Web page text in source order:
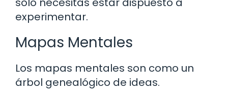
experimentar.
Mapas Mentales
Los mapas mentales son como un
árbol genealógico de ideas.